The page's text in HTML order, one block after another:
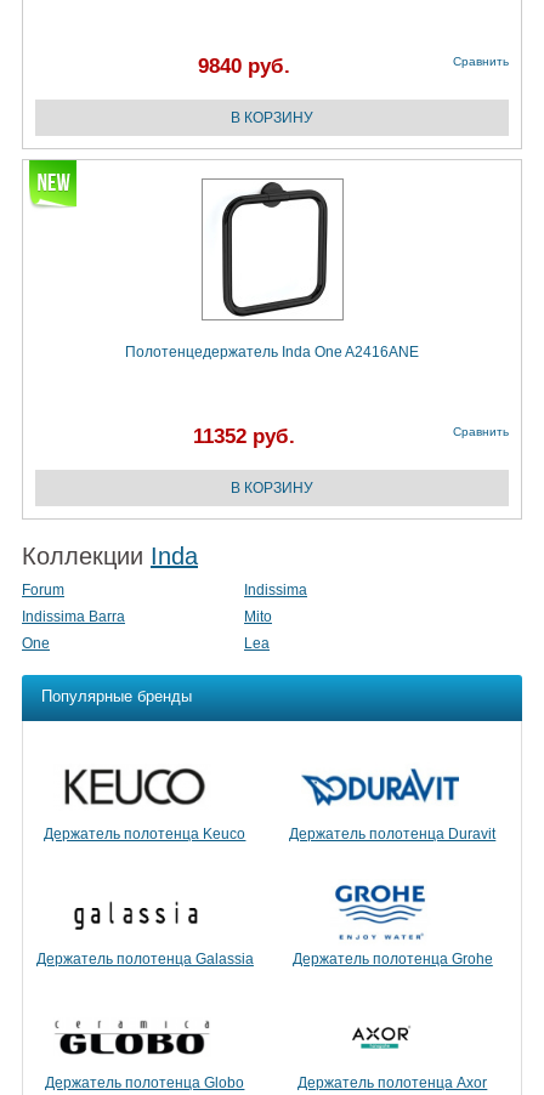
9840 руб. Сравнить
Полотенцедержатель Inda One A2416ANE
11352 руб. Сравнить
Коллекции Inda
Forum
Indissima
Indissima Barra
Mito
One
Lea
Популярные бренды
Держатель полотенца Keuco Держатель полотенца Duravit
Держатель полотенца Galassia Держатель полотенца Grohe
Держатель полотенца Globo Держатель полотенца Axor